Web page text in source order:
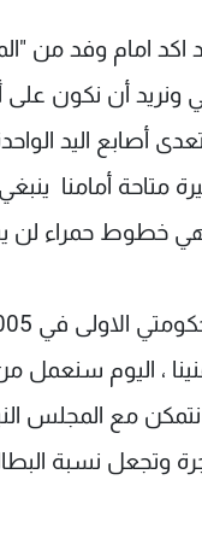
امام وفد من
ونريد أن نكون
أصابع اليد
متاحة أمامنا
خطوط حمراء لن
، اليوم سنعمل
نتمكن مع المجلس
وتجعل نسبة